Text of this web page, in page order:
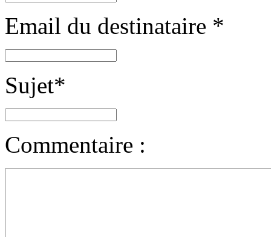
Email du destinataire *
Sujet*
Commentaire :